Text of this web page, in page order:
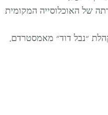
של האוכלוסייה המקומית